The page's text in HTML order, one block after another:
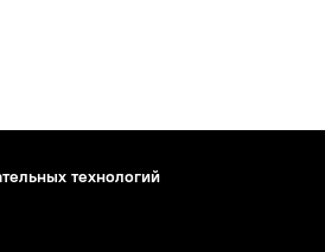
технологий